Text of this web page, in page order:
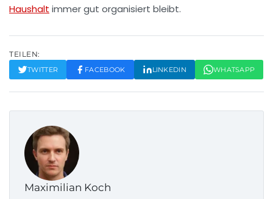
Haushalt immer gut organisiert bleibt.
TEILEN:
TWITTER FACEBOOK LINKEDIN WHATSAPP
Maximilian Koch